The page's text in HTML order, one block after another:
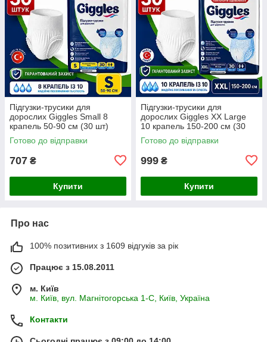
Підгузки-трусики для
дорослих Giggles Small 8
крапель 50-90 см (30 шт)
Готово до відправки
707 ₴
Купити
Підгузки-трусики для
дорослих Giggles XX Large
10 крапель 150-200 см (30
шт)
Готово до відправки
999 ₴
Купити
Про нас
100% позитивних з 1609 відгуків за рік
Працює з 15.08.2011
м. Київ
м. Київ, вул. Магнітогорська 1-С, Київ, Україна
Контакти